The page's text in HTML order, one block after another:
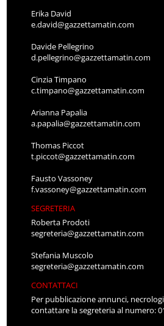
Erika David
e.david@gazzettamatin.com
Davide Pellegrino
d.pellegrino@gazzettamatin.com
Cinzia Timpano
c.timpano@gazzettamatin.com
Arianna Papalia
a.papalia@gazzettamatin.com
Thomas Piccot
t.piccot@gazzettamatin.com
Fausto Vassoney
f.vassoney@gazzettamatin.com
SEGRETERIA
Roberta Prodoti
segreteria@gazzettamatin.com
Stefania Muscolo
segreteria@gazzettamatin.com
CONTATTACI
Per pubblicazione annunci,
contattare la segreteria al numero: